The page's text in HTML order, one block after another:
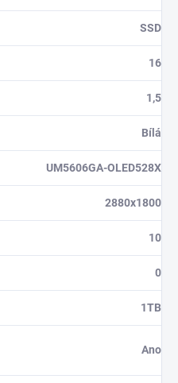
SSD
16
1,5
Bílá
UM5606GA-OLED528X
2880x1800
10
0
1TB
Ano